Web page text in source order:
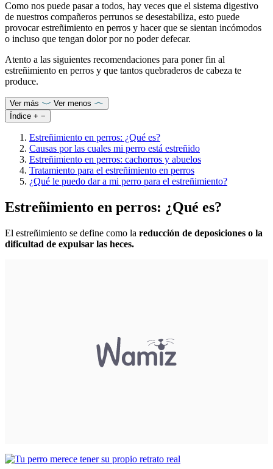
Como nos puede pasar a todos, hay veces que el sistema digestivo
de nuestros compañeros perrunos se desestabiliza, esto puede
provocar estreñimiento en perros y hacer que se sientan incómodos
o incluso que tengan dolor por no poder defecar.
Atento a las siguientes recomendaciones para poner fin al
estreñimiento en perros y que tantos quebraderos de cabeza te
produce.
Ver más
Ver menos
Índice + −
Estreñimiento en perros: ¿Qué es?
Causas por las cuales mi perro está estreñido
Estreñimiento en perros: cachorros y abuelos
Tratamiento para el estreñimiento en perros
¿Qué le puedo dar a mi perro para el estreñimiento?
Estreñimiento en perros: ¿Qué es?
El estreñimiento se define como la reducción de deposiciones o la
dificultad de expulsar las heces.